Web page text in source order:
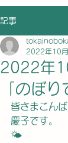
記事
2022年
「のぼり
2022年10
皆さまこん
慶子です。
🌤